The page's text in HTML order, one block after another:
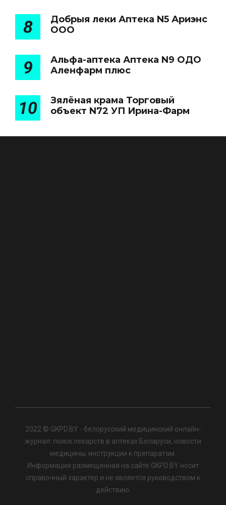
8
Добрыя леки Аптека N5 Ариэнс
ООО
9
Альфа-аптека Аптека N9 ОДО
Аленфарм плюс
10
Зялёная крама Торговый
объект N72 УП Ирина-Фарм
2022 © GKPD.BY - белорусский медицинский онлайн-
журнал: поиск лекарств в аптеках Беларуси, новости
медицины, инструкции к препаратам.
Информация размещенная на сайте GKPD.BY носит
справочный характер и не является руководством к
действию.